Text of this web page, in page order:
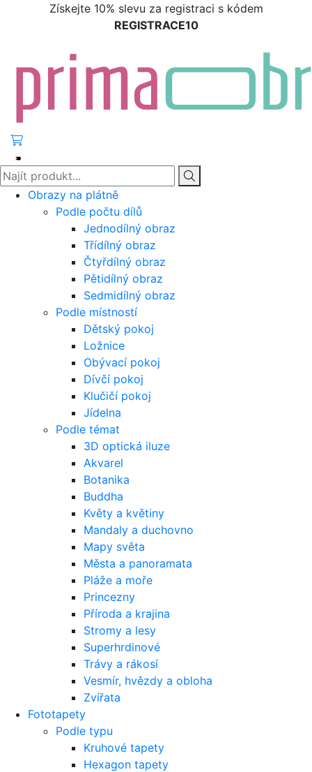
Získejte 10% slevu za registraci s kódem
REGISTRACE10
Obrazy na plátně
Podle počtu dílů
Jednodílný obraz
Třídílný obraz
Čtyřdílný obraz
Pětidílný obraz
Sedmidílný obraz
Podle místností
Dětský pokoj
Ložnice
Obývací pokoj
Dívčí pokoj
Klučičí pokoj
Jídelna
Podle témat
3D optická iluze
Akvarel
Botanika
Buddha
Květy a květiny
Mandaly a duchovno
Mapy světa
Města a panoramata
Pláže a moře
Princezny
Příroda a krajina
Stromy a lesy
Superhrdinové
Trávy a rákosí
Vesmír, hvězdy a obloha
Zvířata
Fototapety
Podle typu
Kruhové tapety
Hexagon tapety